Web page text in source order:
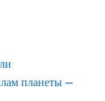
планеты —